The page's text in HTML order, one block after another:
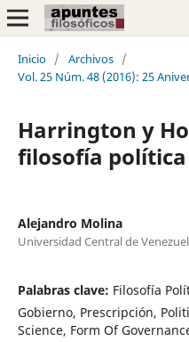
Inicio / Archivos /
Vol. 25 Núm. 48 (2016): 25
Harrington y
filosofía
Alejandro Molina
Universidad Central de
Palabras clave: Filosofía
Gobierno, Prescripción,
Science, Form Of